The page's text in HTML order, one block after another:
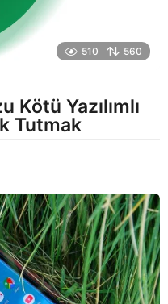
510 560
Yazılımlı
Tutmak